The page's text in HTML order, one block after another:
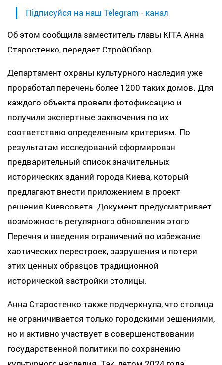
Підписуйся на наш Telegram - канал
Об этом сообщила заместитель главы КГГА Анна
Старостенко, передает СтройОбзор.
Департамент охраны культурного наследия уже
проработал перечень более 1200 таких домов. Для
каждого объекта провели фотофиксацию и
получили экспертные заключения по их
соответствию определенным критериям. По
результатам исследований сформирован
предварительный список значительных
исторических зданий города Киева, который
предлагают внести приложением в проект
решения Киевсовета. Документ предусматривает
возможность регулярного обновления этого
Перечня и введения ограничений во избежание
хаотических перестроек, разрушения и потери
этих ценных образцов традиционной
исторической застройки столицы.
Анна Старостенко также подчеркнула, что столица
не ограничивается только городскими решениями,
но и активно участвует в совершенствовании
государственной политики по сохранению